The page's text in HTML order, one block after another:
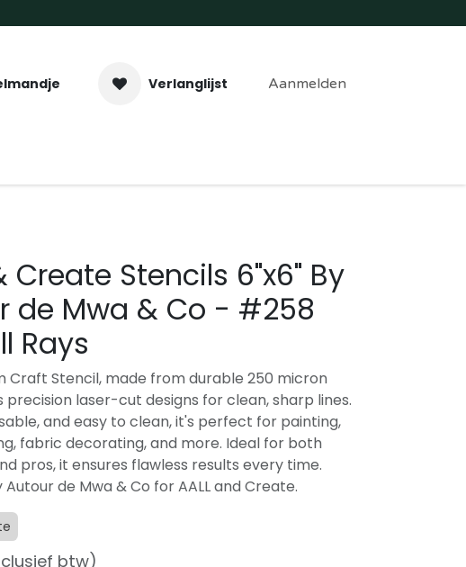
Verlanglijst Aanmelden
Create Stencils 6"x6" By
de Mwa & Co - #258
Rays
Craft Stencil, made from durable 250 micron
precision laser-cut designs for clean, sharp lines.
and easy to clean, it's perfect for painting,
fabric decorating, and more. Ideal for both
pros, it ensures flawless results every time.
Autour de Mwa & Co for AALL and Create.
btw)